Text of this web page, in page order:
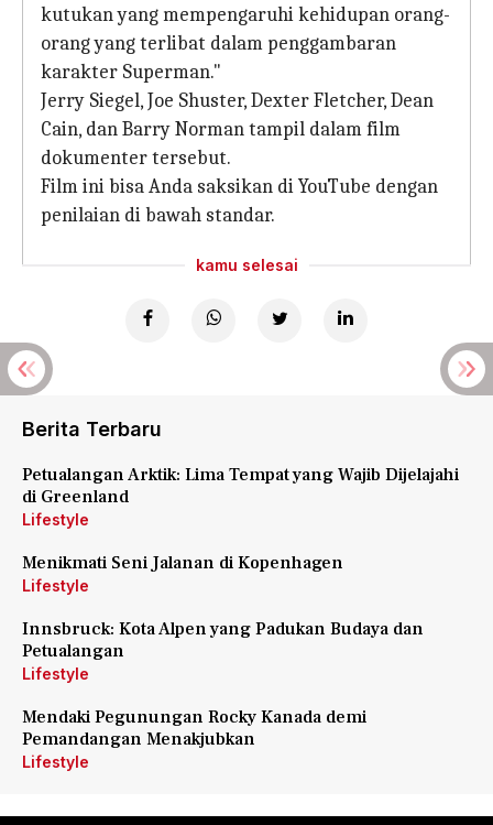
kutukan yang mempengaruhi kehidupan orang-
orang yang terlibat dalam penggambaran
karakter Superman."
Jerry Siegel, Joe Shuster, Dexter Fletcher, Dean
Cain, dan Barry Norman tampil dalam film
dokumenter tersebut.
Film ini bisa Anda saksikan di YouTube dengan
penilaian di bawah standar.
kamu selesai
Berita Terbaru
Petualangan Arktik: Lima Tempat yang Wajib Dijelajahi
di Greenland
Lifestyle
Menikmati Seni Jalanan di Kopenhagen
Lifestyle
Innsbruck: Kota Alpen yang Padukan Budaya dan
Petualangan
Lifestyle
Mendaki Pegunungan Rocky Kanada demi
Pemandangan Menakjubkan
Lifestyle